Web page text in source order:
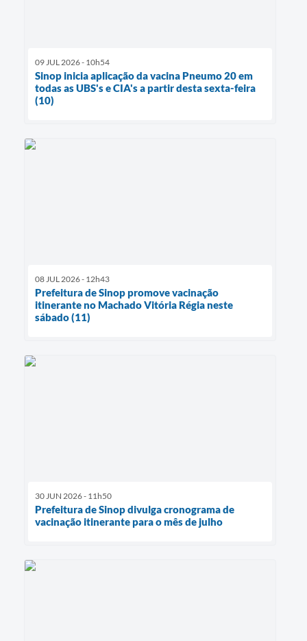
09 JUL 2026 - 10h54
Sinop inicia aplicação da vacina Pneumo 20 em
todas as UBS's e CIA's a partir desta sexta-feira
(10)
08 JUL 2026 - 12h43
Prefeitura de Sinop promove vacinação
itinerante no Machado Vitória Régia neste
sábado (11)
30 JUN 2026 - 11h50
Prefeitura de Sinop divulga cronograma de
vacinação itinerante para o mês de julho